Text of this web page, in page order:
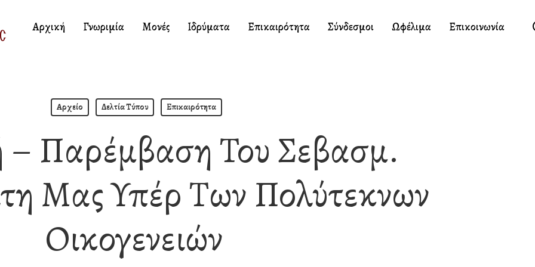
Αρχική Γνωριμία Μονές Ιδρύματα Επικαιρότητα Σύνδεσμοι Ωφέλιμα Επικοινωνία
Αρχείο Δελτία Τύπου Επικαιρότητα
– Παρέμβαση Του Σεβασμ.
Μας Υπέρ Των Πολύτεκνων
Οικογενειών